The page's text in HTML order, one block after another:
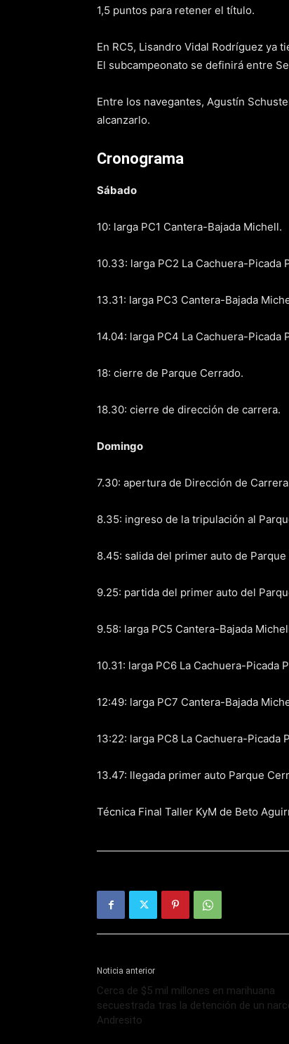
1,5 puntos para retener el título.
En RC5, Lisandro Vidal Rodríguez ya
El subcampeonato se definirá entre
Entre los navegantes, Agustín
alcanzarlo.
Cronograma
Sábado
10: larga PC1 Cantera-Bajada Michell.
10.33: larga PC2 La Cachuera-Picada
13.31: larga PC3 Cantera-Bajada
14.04: larga PC4 La Cachuera-Picada
18: cierre de Parque Cerrado.
18.30: cierre de dirección de carrera.
Domingo
7.30: apertura de Dirección de
8.35: ingreso de la tripulación al
8.45: salida del primer auto de Parque
9.25: partida del primer auto del
9.58: larga PC5 Cantera-Bajada
10.31: larga PC6 La Cachuera-Picada
12:49: larga PC7 Cantera-Bajada
13:22: larga PC8 La Cachuera-Picada
13.47: llegada primer auto Parque
Técnica Final Taller KyM de Beto
Noticia anterior
Cerca de $5 mil millones en marihuana
secuestrada tras la detención de un
Andresito